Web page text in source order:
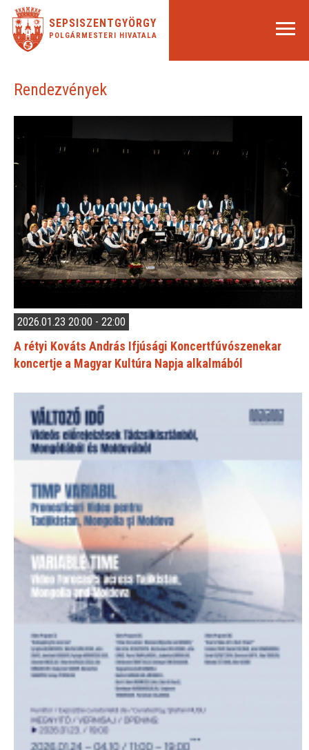
SEPSISZENTGYÖRGY
POLGÁRMESTERI HIVATALA
Rendezvények
2026.01.23 20:00 - 22:00
A rétyi Kováts András Ifjúsági Koncertfúvószenekar
koncertje a Magyar Kultúra Napja alkalmából